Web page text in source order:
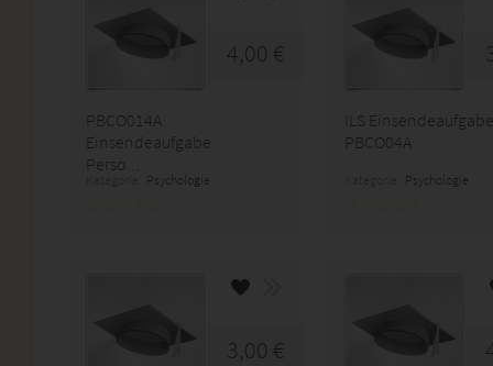
4,00 €
PBCO014A
Einsendeaufgabe
Perso...
Psychologie
ILS Einsendeaufgabe
PBCO04A
Psychologie
3,00 €